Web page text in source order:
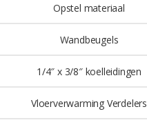
Opstel materiaal
Wandbeugels
1/4″ x 3/8″ koelleidingen
Vloerverwarming Verdelers